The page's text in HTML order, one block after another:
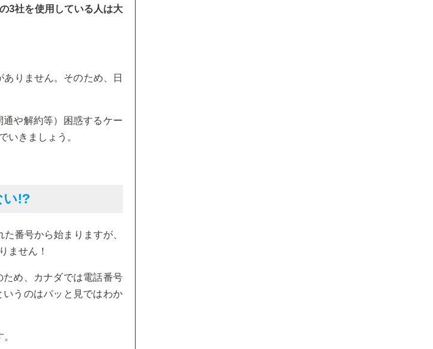
3社を使用している人は大
りません。そのため、日
や解約等）困惑するケー
いきましょう。
い!?
番号から始まりますが、
ません！
め、カナダでは電話番号
うのはパッと見ではわか